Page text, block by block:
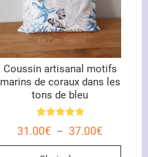
Coussin artisanal motifs
marins de coraux dans les
tons de bleu
5.00
31.00€ – 37.00€Plage